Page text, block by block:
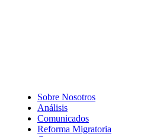
Sobre Nosotros
Análisis
Comunicados
Reforma Migratoria